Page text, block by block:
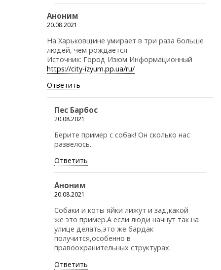
Аноним
20.08.2021
На Харьковщине умирает в три раза больше
людей, чем рождается
Источник: Город Изюм Информационный
https://city-izyum.pp.ua/ru/
Ответить
Пес Барбос
20.08.2021
Берите пример с собак! Он сколько нас
развелось.
Ответить
Аноним
20.08.2021
Собаки и коты яйки лижут и зад,какой
же это пример.А если люди начнут так на
улице делать,это же бардак
получится,особенно в
правоохранительных структурах.
Ответить